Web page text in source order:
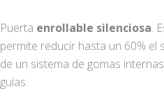
Puerta enrollable silenciosa.
permite reducir hasta un 60%
de un sistema de gomas
guías.